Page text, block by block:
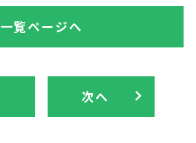
一覧ページへ
次へ